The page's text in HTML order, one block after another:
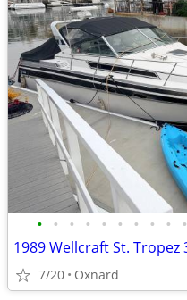
• • • • • • • • • •
7/20 Oxnard